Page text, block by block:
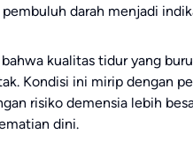
darah menjadi
kualitas tidur yang
Kondisi ini mirip dengan
risiko demensia lebih
dini.